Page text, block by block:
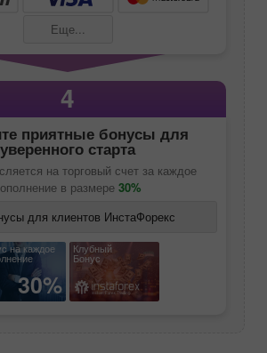
Еще...
4
приятные бонусы для
уверенного старта
на торговый счет за каждое
в размере 30%
для клиентов ИнстаФорекс
на каждое
30%
Клубный
Бонус